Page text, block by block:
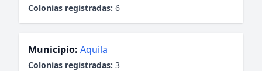
Colonias registradas: 6
Municipio: Aquila
Colonias registradas: 3